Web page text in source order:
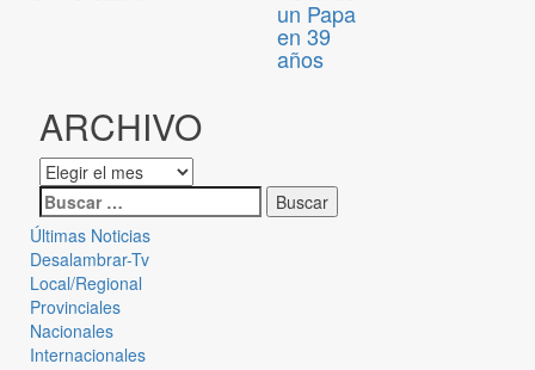
un Papa
en 39
años
ARCHIVO
Últimas Noticias
Desalambrar-Tv
Local/Regional
Provinciales
Nacionales
Internacionales